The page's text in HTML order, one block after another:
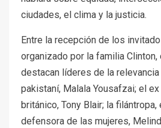
ciudades, el clima y la justicia.
Entre la recepción de los
organizado por la familia
destacan líderes de la
pakistaní, Malala Yousafzai; el
británico, Tony Blair; la
defensora de las mujeres,